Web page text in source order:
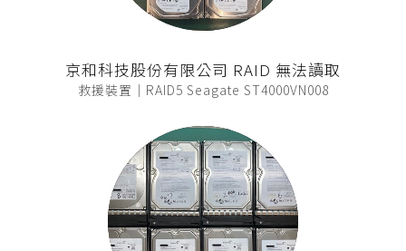
京和科技股份有限公司 RAID 無法讀取
救援裝置｜RAID5 Seagate ST4000VN008